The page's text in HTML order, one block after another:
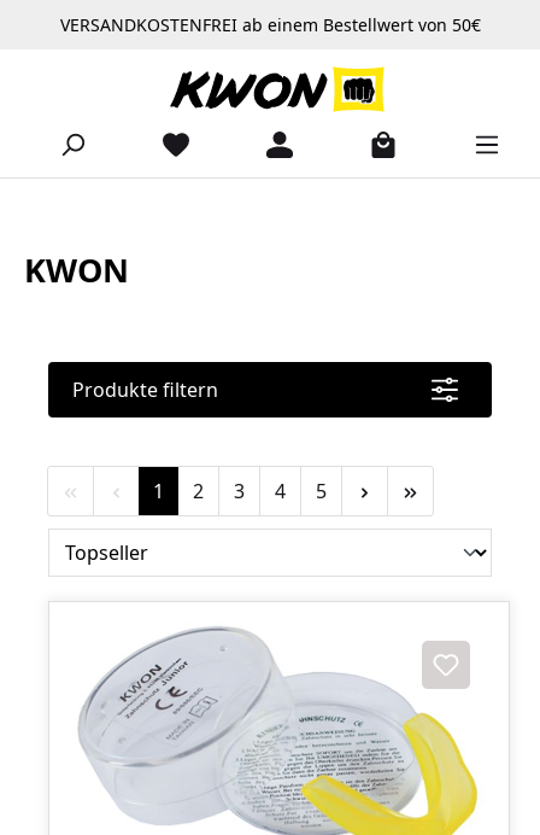
Zum Hauptinhalt springen
VERSANDKOSTENFREI ab einem Bestellwert von 50€
KWON
Produkte filtern
Seite
1 Seite
2 Seite
3 Seite
4 Seite
5